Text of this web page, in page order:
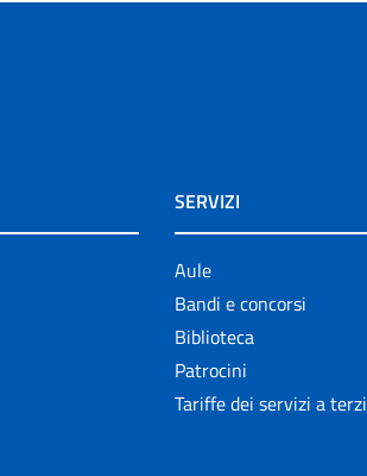
SERVIZI
Aule
Bandi e concorsi
Biblioteca
Patrocini
Tariffe dei servizi a terzi